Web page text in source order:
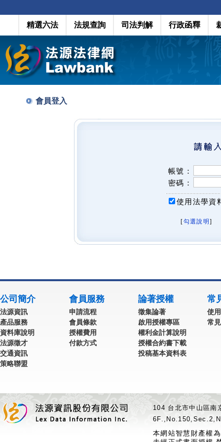
精選六法 法規查詢 司法判解 行政函釋
會員登入
帳號：
密碼：
使用法學資
[勾選說明 ]
公司簡介
法源資訊
產品服務
資料庫說明
法源徵才
交通資訊
策略聯盟
會員服務
申請流程
會員條款
授權費用
付款方式
論著授權
徵集論著
啟用授權專區
權利金計算說明
授權合約書下載
投稿基本資料表
常
使
常
104 台北市中山區
本網站智慧財產權